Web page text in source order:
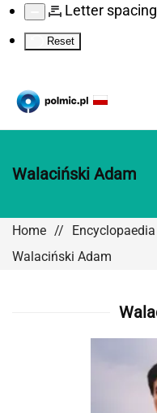
Letter spacing
Reset
Walaciński Adam
Home Encyclopaedia
Walaciński Adam